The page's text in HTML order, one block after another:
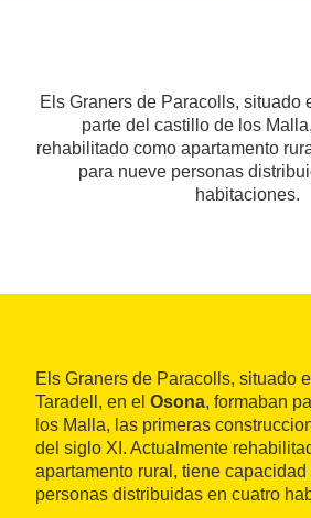
Els Graners de Paracolls, situado
parte del castillo de los
rehabilitado como apartamento
para nueve personas
habitaciones.
Els Graners de Paracolls, situado
Taradell, en el Osona, formaban
los Malla, las primeras
del siglo XI. Actualmente
apartamento rural, tiene
personas distribuidas en cuatro